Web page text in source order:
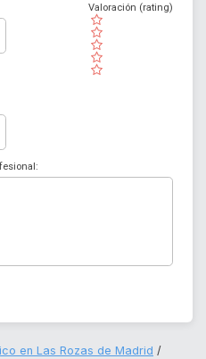
( )
( )
( )
( )
( )
Valoración (rating)
en Las Rozas de Madrid